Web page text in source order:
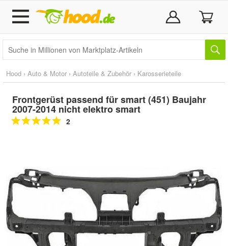
Hood › Auto & Motor › Autoteile & Zubehör › Karosserieteile
Frontgerüst passend für smart (451) Baujahr
2007-2014 nicht elektro smart
2